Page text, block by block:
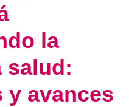
la
salud:
y avances